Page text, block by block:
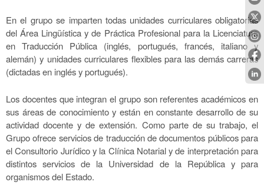
En el grupo se imparten todas unidades curriculares obligatorias
del Área Lingüística y de Práctica Profesional para la Licenciatura
en Traducción Pública (inglés, portugués, francés, italiano y
alemán) y unidades curriculares flexibles para las demás carreras
(dictadas en inglés y portugués).
Los docentes que integran el grupo son referentes académicos en
sus áreas de conocimiento y están en constante desarrollo de su
actividad docente y de extensión. Como parte de su trabajo, el
Grupo ofrece servicios de traducción de documentos públicos para
el Consultorio Jurídico y la Clínica Notarial y de interpretación para
distintos servicios de la Universidad de la República y para
organismos del Estado.